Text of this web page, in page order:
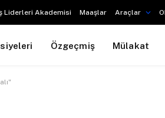
Liderleri Akademisi Maaşlar Araçlar
Özgeçmiş Mülakat